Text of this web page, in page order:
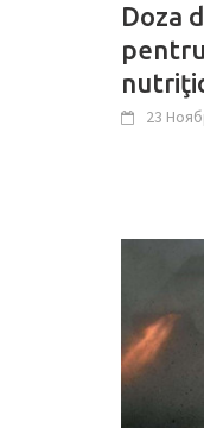
Doza
23